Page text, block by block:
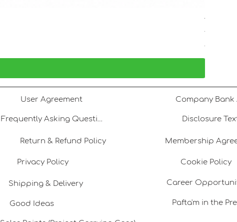
Tatlı Su
Price
TRY
VAT Included
Good Ideas Pafta'm in the
User Agreement
Frequently Asking Questions
Return & Refund Policy
Privacy Policy
Shipping & Delivery
Disclosure
Membership
Cookie Policy
Career